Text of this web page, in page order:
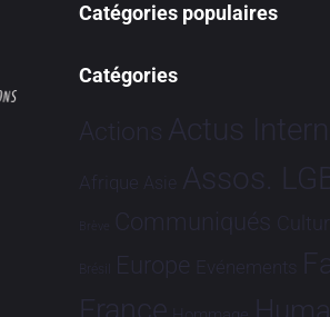
Catégories populaires
Catégories
Actions Actus
Afrique Asie Assos.
Brève Communiqués
Brésil Europe Evénements